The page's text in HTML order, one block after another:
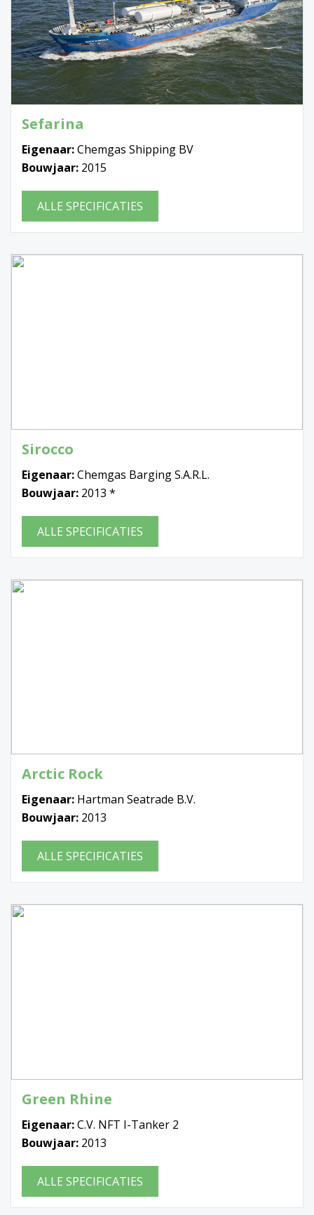
Sefarina
Eigenaar:Chemgas Shipping BV
Bouwjaar: 2015
ALLE SPECIFICATIES
Sirocco
Eigenaar:Chemgas Barging S.A.R.L.
Bouwjaar: 2013 *
ALLE SPECIFICATIES
Arctic Rock
Eigenaar: Hartman Seatrade B.V.
Bouwjaar: 2013
ALLE SPECIFICATIES
Green Rhine
Eigenaar:C.V. NFT I-Tanker 2
Bouwjaar: 2013
ALLE SPECIFICATIES